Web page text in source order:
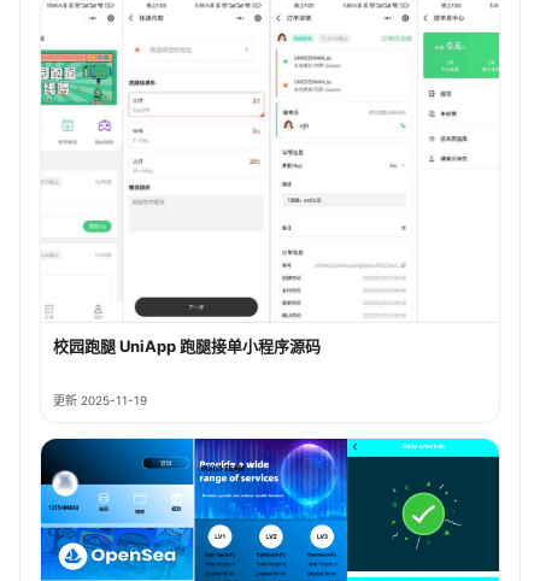
校园跑腿 UniApp 跑腿接单小程序源码
更新 2025-11-19